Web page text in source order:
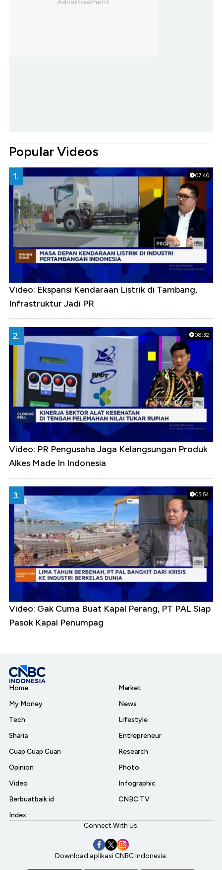
Popular Videos
07:40
1.
Video: Ekspansi Kendaraan Listrik di Tambang,
Infrastruktur Jadi PR
08:32
2.
Video: PR Pengusaha Jaga Kelangsungan Produk
Alkes Made In Indonesia
05:54
3.
Video: Gak Cuma Buat Kapal Perang, PT PAL Siap
Pasok Kapal Penumpag
Home
My Money
Tech
Sharia
Cuap Cuap Cuan
Opinion
Video
Berbuatbaik.id
Index
Market
News
Lifestyle
Entrepreneur
Research
Photo
Infographic
CNBC TV
Connect With Us:
Download aplikasi CNBC Indonesia: